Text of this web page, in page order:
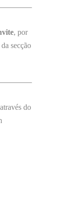
, por
secção
do